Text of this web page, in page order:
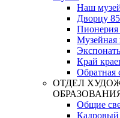
Наш
Дворцу 85
Пионерия
Музейная
Край
Обратная
ОТДЕЛ
Общие
Кадровый